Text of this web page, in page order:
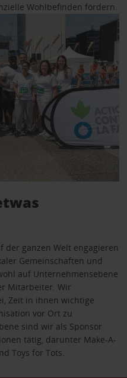
Wohlbefinden fördern.
ganzen Welt engagieren
Gemeinschaften und
auf Unternehmensebene
Mitarbeiter. Wir
Zeit in ihnen wichtige
vor Ort zu
sind wir als Sponsor
tätig, darunter Make-A-
Toys for Tots.